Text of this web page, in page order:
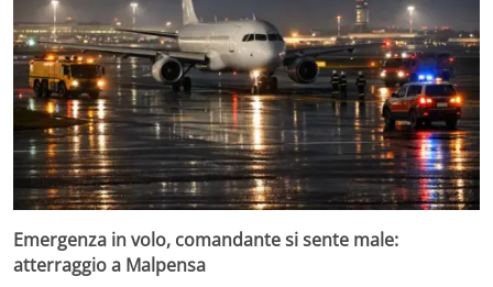
Emergenza in volo, comandante si sente male:
atterraggio a Malpensa